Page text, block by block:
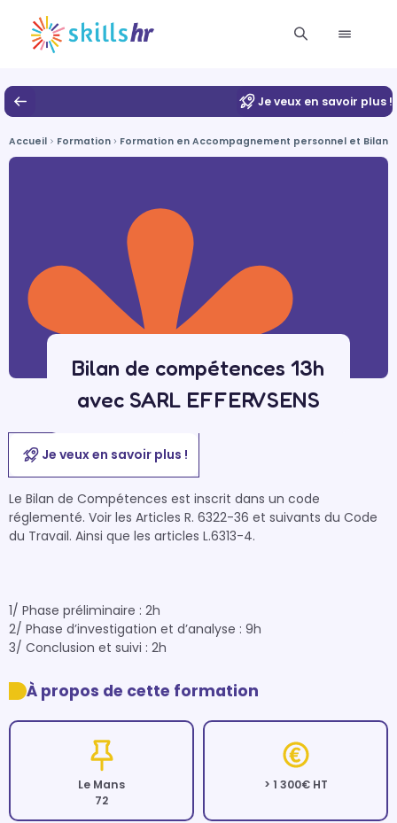
Je veux en savoir plus !
Accueil Formation Formation en Accompagnement personnel et Bilan
Bilan de compétences 13h
avec SARL EFFERVSENS
Je veux en savoir plus !
Le Bilan de Compétences est inscrit dans un code
réglementé. Voir les Articles R. 6322-36 et suivants du Code
du Travail. Ainsi que les articles L.6313-4.
1/ Phase préliminaire : 2h
2/ Phase d’investigation et d’analyse : 9h
3/ Conclusion et suivi : 2h
À propos de cette formation
Le Mans
72
> 1 300€ HT